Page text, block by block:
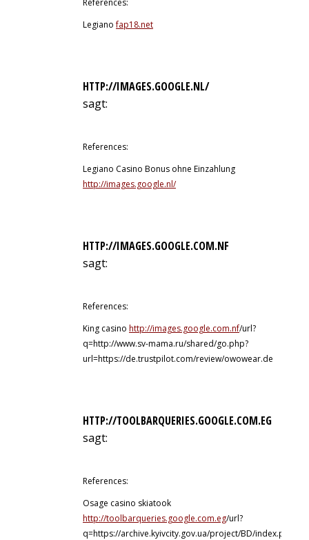
References:
Legianofap18.net
HTTP://IMAGES.GOOGLE.NL/
sagt:
References:
Legiano Casino Bonus ohne Einzahlung
http://images.google.nl/
HTTP://IMAGES.GOOGLE.COM.NF
sagt:
References:
King casino http://images.google.com.nf/url?
q=http://www.sv-mama.ru/shared/go.php?
url=https://de.trustpilot.com/review/owowear.de
HTTP://TOOLBARQUERIES.GOOGLE.COM.EG
sagt:
References:
Osage casino skiatook
http://toolbarqueries.google.com.eg/url?
q=https://archive.kyivcity.gov.ua/project/BD/index.php?